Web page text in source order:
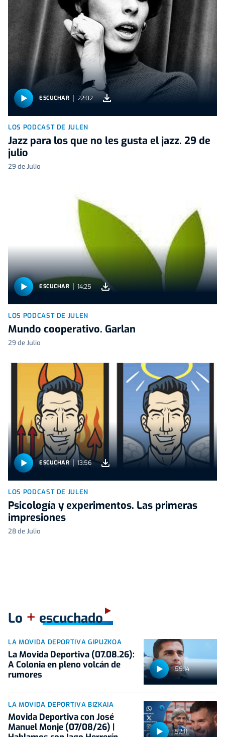
ESCUCHAR 22:02
LOS PODCAST DE JULEN
Jazz para los que no les gusta el jazz. 29 de
julio
29 de Julio
ESCUCHAR 14:25
LOS PODCAST DE JULEN
Mundo cooperativo. Garlan
29 de Julio
ESCUCHAR 13:56
LOS PODCAST DE JULEN
Psicología y experimentos. Las primeras
impresiones
28 de Julio
Lo + escuchado
55:14
LA MOVIDA DEPORTIVA GIPUZKOA
La Movida Deportiva (07.08.26):
A Colonia en pleno volcán de
rumores
52:11
LA MOVIDA DEPORTIVA BIZKAIA
Movida Deportiva con José
Manuel Monje (07/08/26) |